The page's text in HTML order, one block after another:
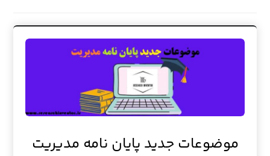
موضوعات جدید پایان نامه مدیریت